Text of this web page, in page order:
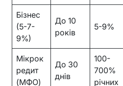
Бізнес
(5-7-
9%)
До 10
років
5-9%
Мікрок
редит
(МФО)
До 30
днів
100-
700%
річних